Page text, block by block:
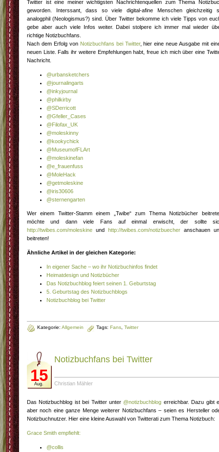
Twitter ist eine meiner wichtigsten Nachrichtenquellen zum Thema
geworden. Interssant, dass so viele digital-afine Menschen gleichzeitig
analogphil (Neologismus?) sind. Über Twitter bekomme ich viele Tipps von
gebe aber auch viele Infos weiter. Dabei stolpere ich immer mal wieder
richtige Notizbuchfans.
Nach dem Erfolg von Notizbuchfans bei Twitter, hier eine neue Ausgabe mit
neuen Liste. Falls ihr weitere Empfehlungen habt, freue ich mich über eine
Nachricht.
@urbansketchers
@journalingarts
@inkyjournal
@philkirby
@SDerricott
@Gfeller_Cases
@Filofax_UK
@moleskinny
@kookychick
@MuseumofFLArt
@moleskinefan
@e_frauenfuss
@MoleHack
@getmoleskine
@iris30606
@sternengarten
Wer einem Twitter-Stamm einem „Twibe“ zum Thema Notizbücher
möchte und dann viele Fans auf einmal erwischt, der sollte
http://twibes.com/moleskine und http://twibes.com/notizbuecher anschauen
beitreten!
Ähnliche Artikel in der gleichen Kategorie:
In eigener Sache – wo ihr Notizbuchinfos findet
Heimatdesign und Notizbücher
Das Notizbuchblog feiert seinen 1. Geburtstag
5. Geburtstag des Notizbuchblogs
Notizbuchblog bei Twitter
Kategorie: Allgemein Tags: Fans Twitter
15
Aug.
Notizbuchfans bei Twitter
Christian Mähler
Das Notizbuchblog ist bei Twitter unter @notizbuchblog erreichbar. Dazu gibt
aber noch eine ganze Menge weiterer Notizbuchfans – seien es Hersteller
Notizbuchnutzer. Hier eine kleine Auswahl von Twitterati zum Thema Notizbuch:
Grace Smith empfiehlt:
@collis